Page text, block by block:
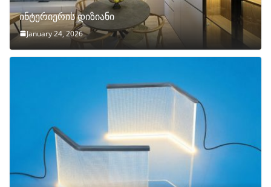
ინტერიერის დიზიანი
January 24, 2026